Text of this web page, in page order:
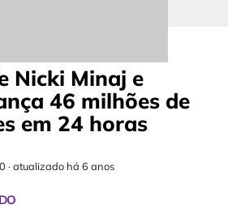
Nicki Minaj e
46 milhões de
em 24 horas
·atualizado há 6 anos